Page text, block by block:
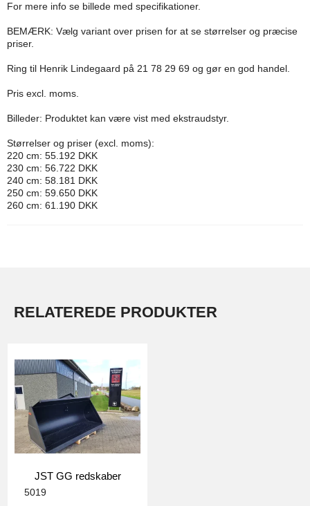
For mere info se billede med specifikationer.
BEMÆRK: Vælg variant over prisen for at se størrelser og præcise
priser.
Ring til Henrik Lindegaard på 21 78 29 69 og gør en god handel.
Pris excl. moms.
Billeder: Produktet kan være vist med ekstraudstyr.
Størrelser og priser (excl. moms):
220 cm: 55.192 DKK
230 cm: 56.722 DKK
240 cm: 58.181 DKK
250 cm: 59.650 DKK
260 cm: 61.190 DKK
RELATEREDE PRODUKTER
JST GG redskaber
5019